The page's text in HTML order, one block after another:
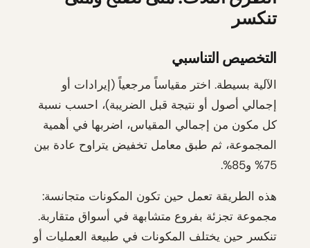
تنكسر
التخصيص التناسبي
الآلية بسيطة. اختر مقياساً مرجعياً (إيرادات أو
إجمالي أصول أو نتيجة قبل الضريبة)، احسب نسبة
كل مكون من إجمالي المقياس، اضربها في أهمية
المجموعة، ثم طبق معامل تخفيض يتراوح عادة بين
75% و85%.
هذه الطريقة تعمل حين تكون المكونات متجانسة:
مجموعة تجزئة بفروع متشابهة في أسواق متقاربة.
تنكسر حين يختلف المكونات في طبيعة العمليات أو